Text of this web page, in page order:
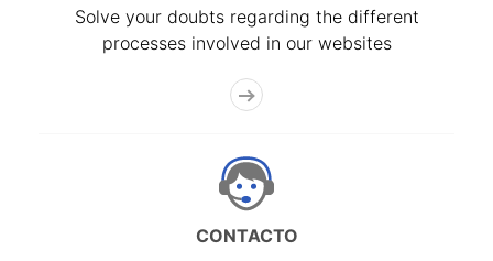
Solve your doubts regarding the different
processes involved in our websites
CONTACTO